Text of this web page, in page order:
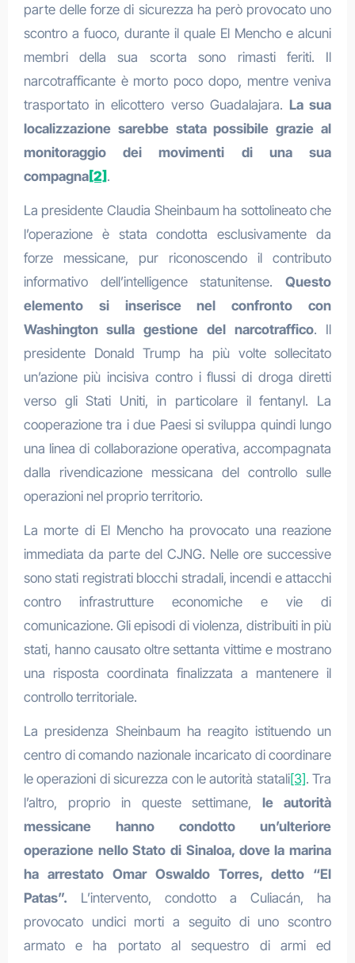
parte delle forze di sicurezza ha però provocato uno
scontro a fuoco, durante il quale El Mencho e alcuni
membri della sua scorta sono rimasti feriti. Il
narcotrafficante è morto poco dopo, mentre veniva
trasportato in elicottero verso Guadalajara. La sua
localizzazione sarebbe stata possibile grazie al
monitoraggio dei movimenti di una sua
compagna[2] .
La presidente Claudia Sheinbaum ha sottolineato che
l’operazione è stata condotta esclusivamente da
forze messicane, pur riconoscendo il contributo
informativo dell’intelligence statunitense.Questo
elemento si inserisce nel confronto con
Washington sulla gestione del narcotraffico. Il
presidente Donald Trump ha più volte sollecitato
un’azione più incisiva contro i flussi di droga diretti
verso gli Stati Uniti, in particolare il fentanyl. La
cooperazione tra i due Paesi si sviluppa quindi lungo
una linea di collaborazione operativa, accompagnata
dalla rivendicazione messicana del controllo sulle
operazioni nel proprio territorio.
La morte di El Mencho ha provocato una reazione
immediata da parte del CJNG. Nelle ore successive
sono stati registrati blocchi stradali, incendi e attacchi
contro infrastrutture economiche e vie di
comunicazione. Gli episodi di violenza, distribuiti in più
stati, hanno causato oltre settanta vittime e mostrano
una risposta coordinata finalizzata a mantenere il
controllo territoriale.
La presidenza Sheinbaum ha reagito istituendo un
centro di comando nazionale incaricato di coordinare
le operazioni di sicurezza con le autorità statali[3]. Tra
l’altro, proprio in queste settimane,le autorità
messicane hanno condotto un’ulteriore
operazione nello Stato di Sinaloa, dove la marina
ha arrestato Omar Oswaldo Torres, detto “El
Patas”. L’intervento, condotto a Culiacán, ha
provocato undici morti a seguito di uno scontro
armato e ha portato al sequestro di armi ed